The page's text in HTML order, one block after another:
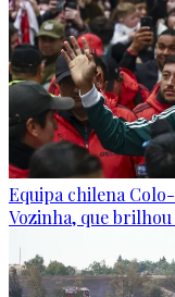
Equipa chilena
Vozinha, que